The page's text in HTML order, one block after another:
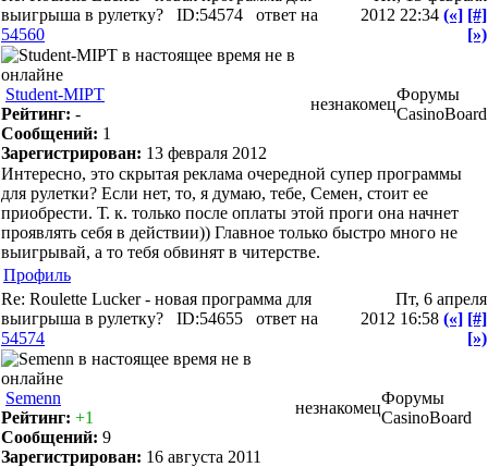
выигрыша в рулетку?
ID:54574 ответ на
54560
2012 22:34 («] [#]
[»)
Student-MIPT
Рейтинг: -
Сообщений: 1
Зарегистрирован: 13 февраля 2012
незнакомец
Форумы
CasinoBoard
Интересно, это скрытая реклама очередной супер программы
для рулетки? Если нет, то, я думаю, тебе, Семен, стоит ее
приобрести. Т. к. только после оплаты этой проги она начнет
проявлять себя в действии)) Главное только быстро много не
выигрывай, а то тебя обвинят в читерстве.
Профиль
Re: Roulette Lucker - новая программа для
выигрыша в рулетку?
ID:54655 ответ на
54574
Пт, 6 апреля
2012 16:58 («] [#]
[»)
Semenn
Рейтинг: +1
Сообщений: 9
Зарегистрирован: 16 августа 2011
незнакомец
Форумы
CasinoBoard